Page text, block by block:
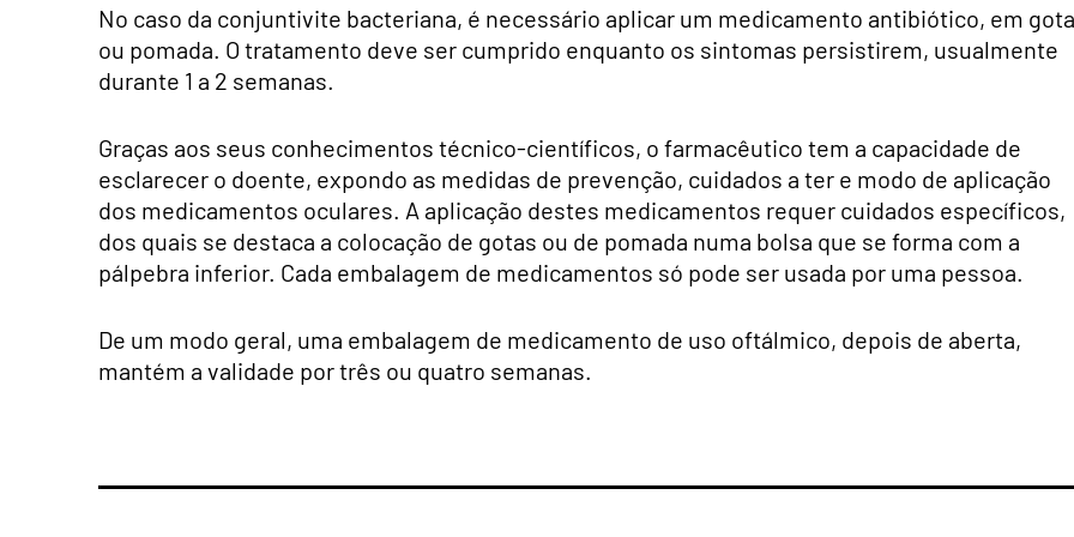
No caso da conjuntivite bacteriana, é necessário aplicar um medicamento antibiótico, em
ou pomada. O tratamento deve ser cumprido enquanto os sintomas persistirem, usualmente
durante 1 a 2 semanas.
Graças aos seus conhecimentos técnico-científicos, o farmacêutico tem a capacidade de
esclarecer o doente, expondo as medidas de prevenção, cuidados a ter e modo de aplicação
dos medicamentos oculares. A aplicação destes medicamentos requer cuidados específicos,
dos quais se destaca a colocação de gotas ou de pomada numa bolsa que se forma com a
pálpebra inferior. Cada embalagem de medicamentos só pode ser usada por uma pessoa.
De um modo geral, uma embalagem de medicamento de uso oftálmico, depois de aberta,
mantém a validade por três ou quatro semanas.